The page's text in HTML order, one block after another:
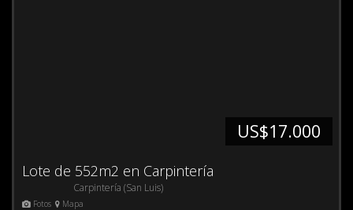
US$17.000
Lote de 552m2 en Carpintería
Carpintería (San Luis)
Fotos Mapa